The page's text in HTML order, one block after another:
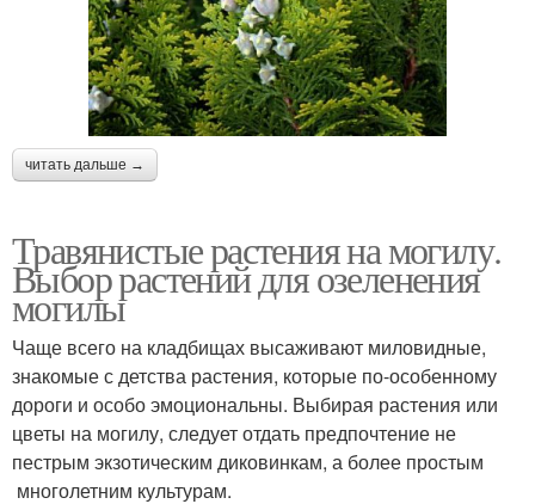
читать дальше →
Травянистые растения на могилу.
Выбор растений для озеленения
могилы
Чаще всего на кладбищах высаживают миловидные,
знакомые с детства растения, которые по-особенному
дороги и особо эмоциональны. Выбирая растения или
цветы на могилу, следует отдать предпочтение не
пестрым экзотическим диковинкам, а более простым
многолетним культурам.